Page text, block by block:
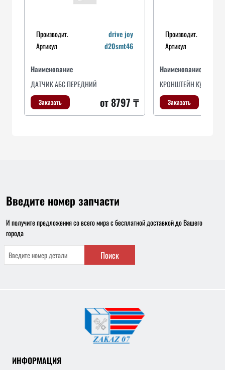
Производит.
drive joy
Артикул
d20smt46
Наименование
ДАТЧИК АБС ПЕРЕДНИЙ
Заказать от 8797 ₸
Производит.
Артикул
Наименование
КРОНШТЕЙН КУЗОВНОЙ
Заказать
Введите номер запчасти
И получите предложения со всего мира с бесплатной доставкой до Вашего
города
Поиск
ИНФОРМАЦИЯ